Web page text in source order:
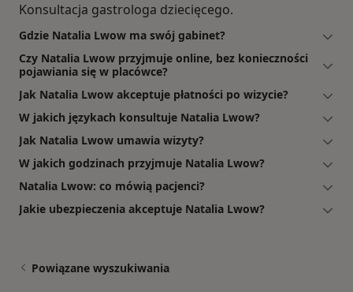
Konsultacja gastrologa dziecięcego.
Gdzie Natalia Lwow ma swój gabinet?
Czy Natalia Lwow przyjmuje online, bez konieczności
pojawiania się w placówce?
Jak Natalia Lwow akceptuje płatności po wizycie?
W jakich językach konsultuje Natalia Lwow?
Jak Natalia Lwow umawia wizyty?
W jakich godzinach przyjmuje Natalia Lwow?
Natalia Lwow: co mówią pacjenci?
Jakie ubezpieczenia akceptuje Natalia Lwow?
Powiązane wyszukiwania